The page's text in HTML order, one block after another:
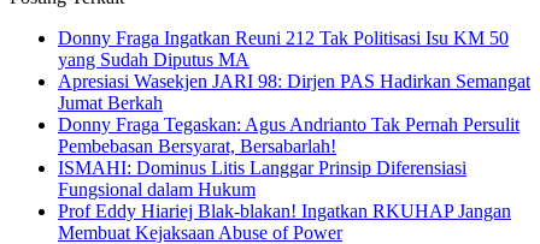
Donny Fraga Ingatkan Reuni 212 Tak Politisasi Isu KM 50
yang Sudah Diputus MA
Apresiasi Wasekjen JARI 98: Dirjen PAS Hadirkan Semangat
Jumat Berkah
Donny Fraga Tegaskan: Agus Andrianto Tak Pernah Persulit
Pembebasan Bersyarat, Bersabarlah!
ISMAHI: Dominus Litis Langgar Prinsip Diferensiasi
Fungsional dalam Hukum
Prof Eddy Hiariej Blak-blakan! Ingatkan RKUHAP Jangan
Membuat Kejaksaan Abuse of Power